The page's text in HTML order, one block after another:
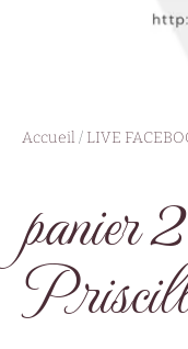
Accueil/ LIVE